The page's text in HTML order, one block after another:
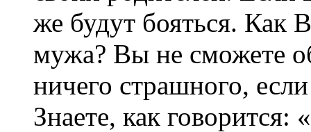
же будут бояться. Как
мужа? Вы не сможете
ничего страшного,
Знаете, как